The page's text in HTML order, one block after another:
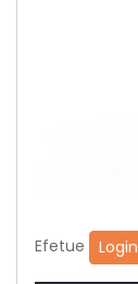
Efetue Login